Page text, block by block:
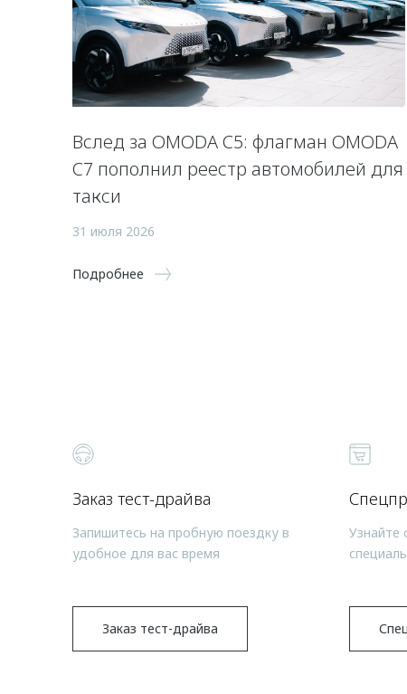
Вслед за OMODA C5: флагман OMODA
C7 пополнил реестр автомобилей для
такси
31 июля 2026
Подробнее
Заказ тест-драйва
Запишитесь на пробную поездку в
удобное для вас время
Заказ тест-драйва
Узнайте